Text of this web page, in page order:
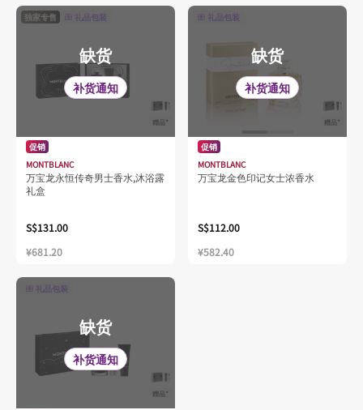
缺货
补货通知
独家专售 礼品包装
赠品*
促销
MONTBLANC
万宝龙永恒传奇男士香水,沐浴露
礼盒
S$131.00
¥681.20
缺货
补货通知
礼品包装
赠品*
促销
MONTBLANC
万宝龙金色印记女士浓香水
S$112.00
¥582.40
缺货
补货通知
礼品包装
赠品*